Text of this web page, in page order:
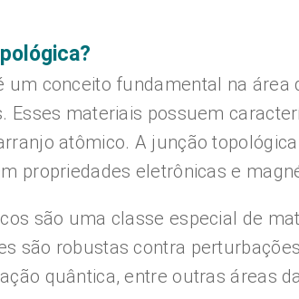
um conceito fundamental na
Esses materiais possuem
atômico. A junção
propriedades eletrônicas e
são uma classe especial de
são robustas contra
quântica, entre outras áreas